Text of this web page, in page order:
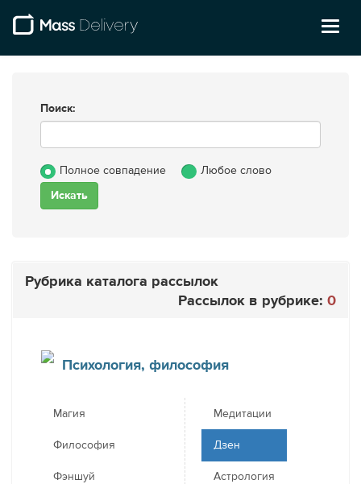
Поиск:
Полное совпадение Любое слово
Рубрика каталога рассылок
Рассылок в рубрике: 0
Психология, философия
Магия
Философия
Фэншуй
Медитации
Дзен
Астрология